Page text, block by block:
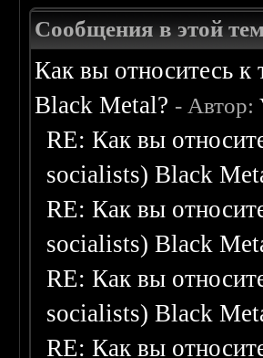
Сообщения в этой
Как вы относитесь к
Black Metal? - Автор:
RE: Как вы
socialists) Black
RE: Как вы
socialists) Black
RE: Как вы
socialists) Black
RE: Как вы